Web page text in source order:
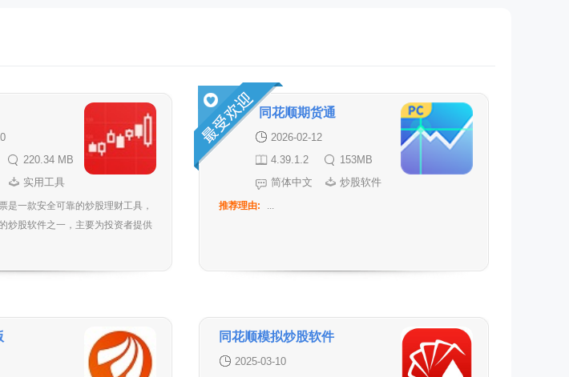
220.34 MB
实用工具
是一款安全可靠的炒股理财工具，
炒股软件之一，主要为投资者提供
同花顺期货通
2026-02-12
4.39.1.2
153MB
简体中文
炒股软件
推荐理由: ...
同花顺模拟炒股软件
2025-03-10